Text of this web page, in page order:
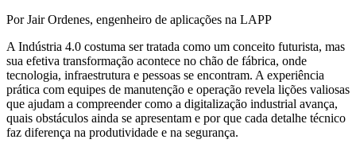
Por Jair Ordenes, engenheiro de aplicações na LAPP
A Indústria 4.0 costuma ser tratada como um conceito futurista, mas
sua efetiva transformação acontece no chão de fábrica, onde
tecnologia, infraestrutura e pessoas se encontram. A experiência
prática com equipes de manutenção e operação revela lições valiosas
que ajudam a compreender como a digitalização industrial avança,
quais obstáculos ainda se apresentam e por que cada detalhe técnico
faz diferença na produtividade e na segurança.